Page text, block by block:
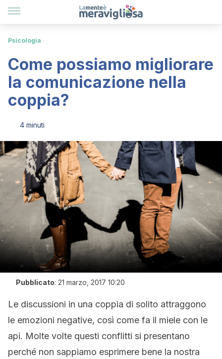
Psicologia
Come possiamo migliorare
la comunicazione nella
coppia?
4 minuti
Pubblicato: 21 marzo, 2017 10:20
Le discussioni in una coppia di solito attraggono
le emozioni negative, così come fa il miele con le
api. Molte volte questi conflitti si presentano
perché non sappiamo esprimere bene la nostra